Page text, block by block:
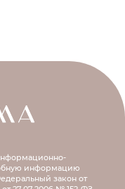
информацию
закон от